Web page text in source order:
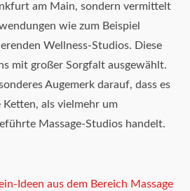
am Main, sondern vermittelt
wie zum Beispiel
Wellness-Studios. Diese
mit großer Sorgfalt ausgewählt.
Augemerk darauf, dass es
als vielmehr um
Massage-Studios handelt.
Ideen aus dem Bereich Massage